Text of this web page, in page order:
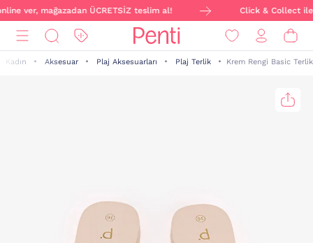
ver, mağazadan ÜCRETSİZ teslim al! Click & Collect ile
Kadın Aksesuar Plaj Aksesuarları Plaj Terlik Krem Rengi Basic Terlik